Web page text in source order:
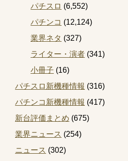
パチスロ (6,552)
パチンコ (12,124)
業界ネタ (327)
ライター・演者 (341)
小冊子 (16)
パチスロ新機種情報 (316)
パチンコ新機種情報 (417)
新台評価まとめ (675)
業界ニュース (254)
ニュース (302)